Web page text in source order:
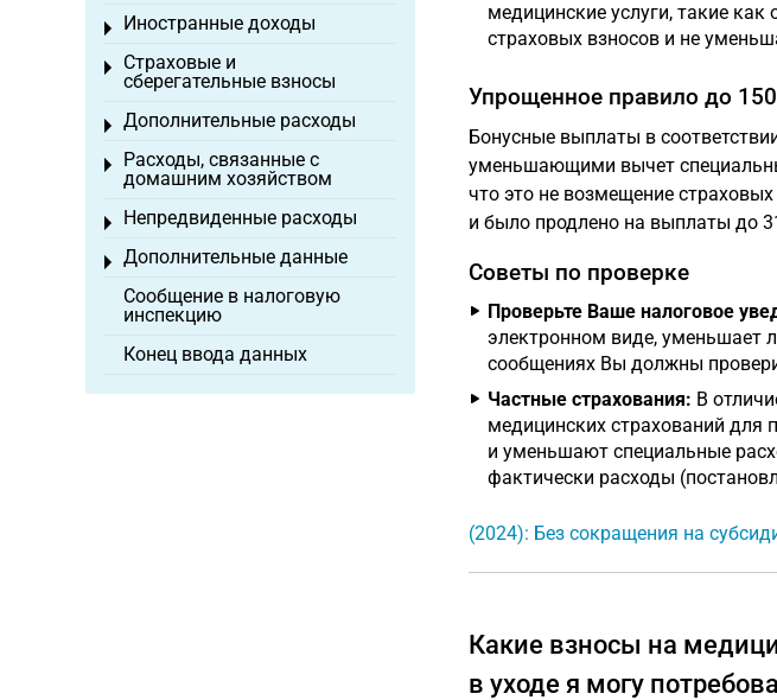
медицинские услуги, такие
страховых взносов и не
Упрощенное правило до
Бонусные выплаты в
уменьшающими вычет
что это не возмещение
и было продлено на выплаты до
Советы по проверке
Проверьте Ваше налоговое
электронном виде, уменьшает
сообщениях Вы должны
Частные страхования: В
медицинских страхований для
и уменьшают специальные
фактически расходы
(2024): Без сокращения на
Какие взносы на
в уходе я могу
Иностранные доходы
Toggle menu
Страховые и
сберегательные взносы
Toggle menu
Дополнительные расходы
Toggle menu
Расходы, связанные с
домашним хозяйством
Toggle menu
Непредвиденные расходы
Toggle menu
Дополнительные данные
Toggle menu
Сообщение в налоговую
инспекцию
Конец ввода данных